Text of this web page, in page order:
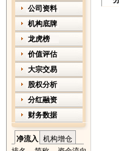
公司资料
机构底牌
龙虎榜
价值评估
大宗交易
股权分析
分红融资
财务数据
净流入
机构增仓